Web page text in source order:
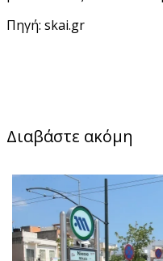
Πηγή: skai.gr
Διαβάστε ακόμη